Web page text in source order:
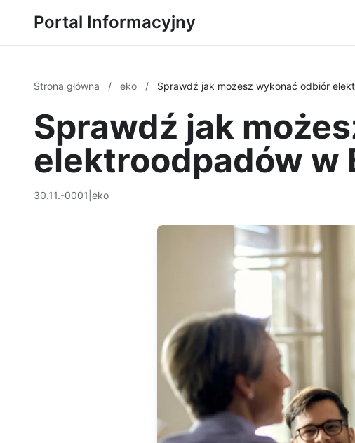
Portal Informacyjny
Strona główna / eko / Sprawdź jak możesz wykonać odbiór
Sprawdź jak
elektroodpadów w
30.11.-0001 eko